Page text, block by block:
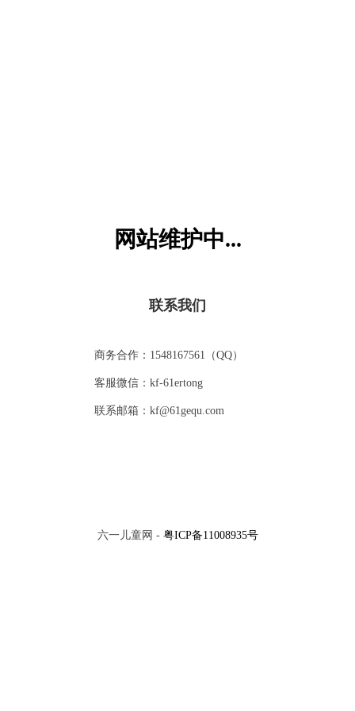
网站维护中...
联系我们
商务合作：1548167561（QQ）
客服微信：kf-61ertong
联系邮箱：kf@61gequ.com
六一儿童网 - 粤ICP备11008935号